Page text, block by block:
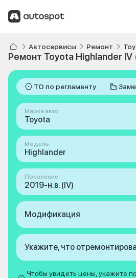
Автосервисы Ремонт
Ремонт Toyota Highlander IV
ТО по регламенту
Марка авто
Toyota
Модель
Highlander
Поколение
2019-н.в. (IV)
Модификация
Укажите, что
Чтобы увидеть цены, укажите